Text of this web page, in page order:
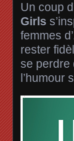
Un coup
Girls
femmes d’
rester
se perdre
l’humour